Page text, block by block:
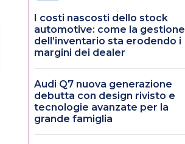
I costi nascosti dello stock
automotive: come la gestione
dell’inventario sta erodendo i
margini dei dealer
Audi Q7 nuova generazione
debutta con design rivisto e
tecnologie avanzate per la
grande famiglia